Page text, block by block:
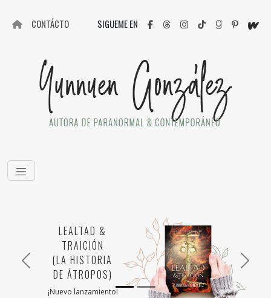
CONTÁCTO SIGUEME EN
LEALTAD &
TRAICIÓN
(LA HISTORIA
DE ÁTROPOS)
¡Nuevo lanzamiento!
Anterior